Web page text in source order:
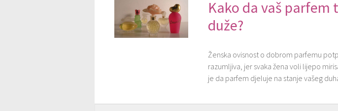
Kako da vaš parfem
duže?
Ženska ovisnost o dobrom parfemu
razumljiva, jer svaka žena voli lijepo
je da parfem djeluje na stanje vašeg